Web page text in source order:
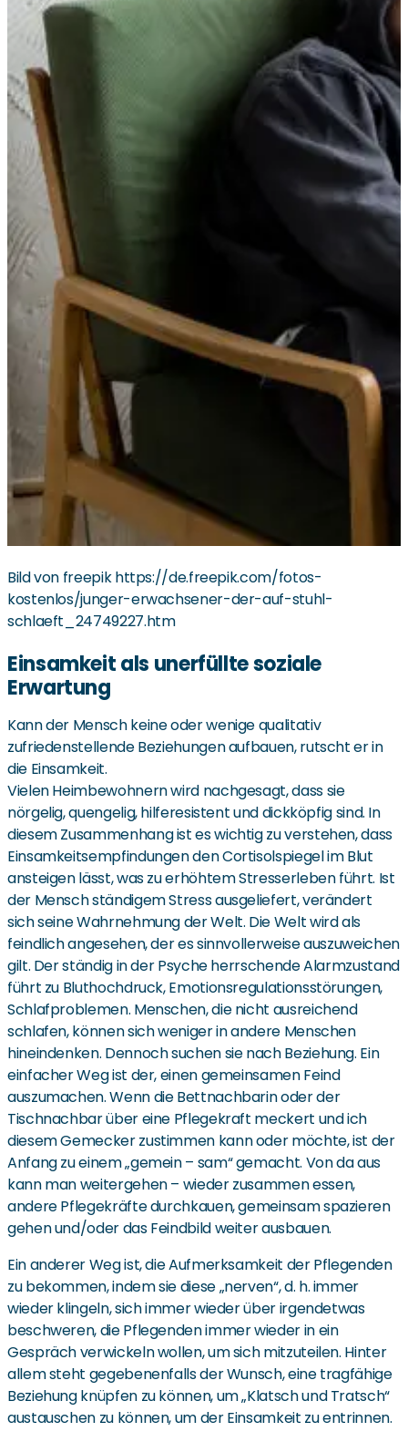
Bild von freepik https://de.freepik.com/fotos-
kostenlos/junger-erwachsener-der-auf-stuhl-
schlaeft_24749227.htm
Einsamkeit als unerfüllte soziale
Erwartung
Kann der Mensch keine oder wenige qualitativ
zufriedenstellende Beziehungen aufbauen, rutscht er in
die Einsamkeit.
Vielen Heimbewohnern wird nachgesagt, dass sie
nörgelig, quengelig, hilferesistent und dickköpfig sind. In
diesem Zusammenhang ist es wichtig zu verstehen, dass
Einsamkeitsempfindungen den Cortisolspiegel im Blut
ansteigen lässt, was zu erhöhtem Stresserleben führt. Ist
der Mensch ständigem Stress ausgeliefert, verändert
sich seine Wahrnehmung der Welt. Die Welt wird als
feindlich angesehen, der es sinnvollerweise auszuweichen
gilt. Der ständig in der Psyche herrschende Alarmzustand
führt zu Bluthochdruck, Emotionsregulationsstörungen,
Schlafproblemen. Menschen, die nicht ausreichend
schlafen, können sich weniger in andere Menschen
hineindenken. Dennoch suchen sie nach Beziehung. Ein
einfacher Weg ist der, einen gemeinsamen Feind
auszumachen. Wenn die Bettnachbarin oder der
Tischnachbar über eine Pflegekraft meckert und ich
diesem Gemecker zustimmen kann oder möchte, ist der
Anfang zu einem „gemein – sam“ gemacht. Von da aus
kann man weitergehen – wieder zusammen essen,
andere Pflegekräfte durchkauen, gemeinsam spazieren
gehen und/oder das Feindbild weiter ausbauen.
Ein anderer Weg ist, die Aufmerksamkeit der Pflegenden
zu bekommen, indem sie diese „nerven“, d. h. immer
wieder klingeln, sich immer wieder über irgendetwas
beschweren, die Pflegenden immer wieder in ein
Gespräch verwickeln wollen, um sich mitzuteilen. Hinter
allem steht gegebenenfalls der Wunsch, eine tragfähige
Beziehung knüpfen zu können, um „Klatsch und Tratsch“
austauschen zu können, um der Einsamkeit zu entrinnen.